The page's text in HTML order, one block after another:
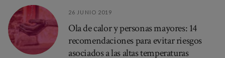
26 JUNIO 2019
Ola de calor y personas mayores: 14
recomendaciones para evitar riesgos
asociados a las altas temperaturas